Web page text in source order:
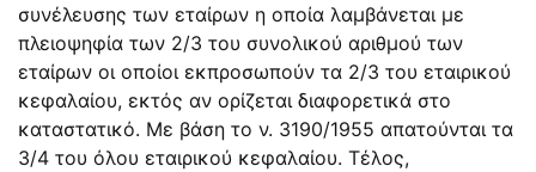
συνέλευσης των εταίρων η οποία λαμβάνεται με
πλειοψηφία των 2/3 του συνολικού αριθμού των
εταίρων οι οποίοι εκπροσωπούν τα 2/3 του εταιρικού
κεφαλαίου, εκτός αν ορίζεται διαφορετικά στο
καταστατικό. Με βάση το ν. 3190/1955 απατούνται τα
3/4 του όλου εταιρικού κεφαλαίου. Τέλος,